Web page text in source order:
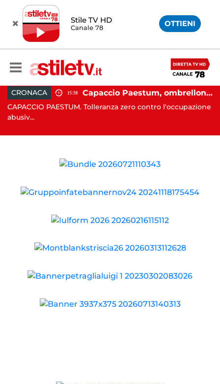
Stile TV HD
Canale 78 OTTIENI
CRONACA 15:38 Capaccio Paestum, ombrellone selvaggio: blitz della Municipale, sgomberate tutte le spiagge libere
CAPACCIO PAESTUM. Tolleranza zero contro l'occupazione
abusiv...